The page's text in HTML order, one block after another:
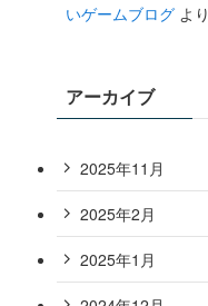
いゲームブログ より
アーカイブ
2025年11月
2025年2月
2025年1月